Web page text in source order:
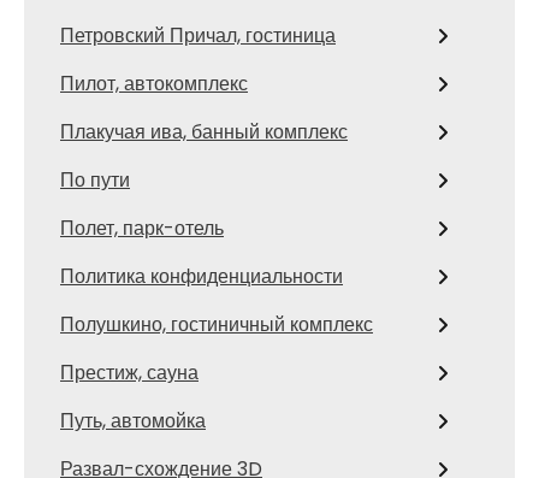
Петровский Причал, гостиница
Пилот, автокомплекс
Плакучая ива, банный комплекс
По пути
Полет, парк-отель
Политика конфиденциальности
Полушкино, гостиничный комплекс
Престиж, сауна
Путь, автомойка
Развал-схождение 3D